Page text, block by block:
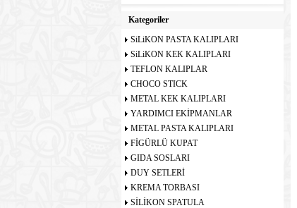
Kategoriler
SiLiKON PASTA KALIPLARI
SiLiKON KEK KALIPLARI
TEFLON KALIPLAR
CHOCO STICK
METAL KEK KALIPLARI
YARDIMCI EKİPMANLAR
METAL PASTA KALIPLARI
FİGÜRLÜ KUPAT
GIDA SOSLARI
DUY SETLERİ
KREMA TORBASI
SİLİKON SPATULA